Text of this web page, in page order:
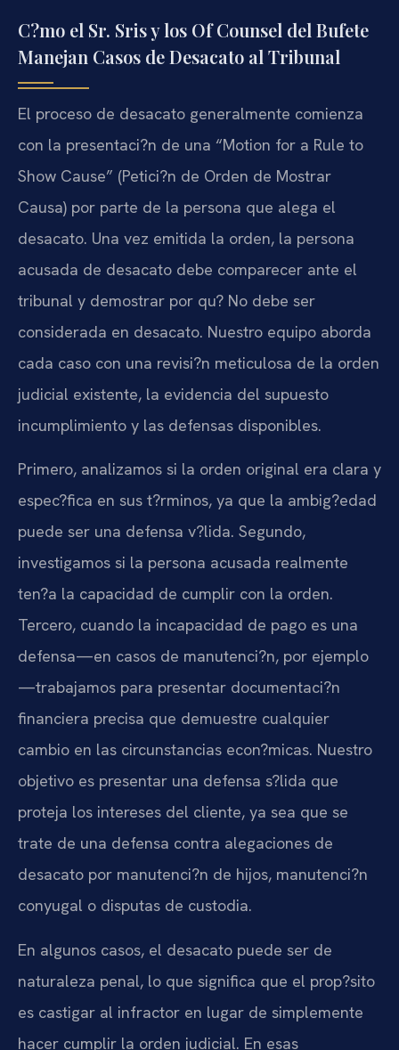
C?mo el Sr. Sris y los Of Counsel del Bufete
Manejan Casos de Desacato al Tribunal
El proceso de desacato generalmente comienza
con la presentaci?n de una “Motion for a Rule to
Show Cause” (Petici?n de Orden de Mostrar
Causa) por parte de la persona que alega el
desacato. Una vez emitida la orden, la persona
acusada de desacato debe comparecer ante el
tribunal y demostrar por qu? No debe ser
considerada en desacato. Nuestro equipo aborda
cada caso con una revisi?n meticulosa de la orden
judicial existente, la evidencia del supuesto
incumplimiento y las defensas disponibles.
Primero, analizamos si la orden original era clara y
espec?fica en sus t?rminos, ya que la ambig?edad
puede ser una defensa v?lida. Segundo,
investigamos si la persona acusada realmente
ten?a la capacidad de cumplir con la orden.
Tercero, cuando la incapacidad de pago es una
defensa—en casos de manutenci?n, por ejemplo
—trabajamos para presentar documentaci?n
financiera precisa que demuestre cualquier
cambio en las circunstancias econ?micas. Nuestro
objetivo es presentar una defensa s?lida que
proteja los intereses del cliente, ya sea que se
trate de una defensa contra alegaciones de
desacato por manutenci?n de hijos, manutenci?n
conyugal o disputas de custodia.
En algunos casos, el desacato puede ser de
naturaleza penal, lo que significa que el prop?sito
es castigar al infractor en lugar de simplemente
hacer cumplir la orden judicial. En esas